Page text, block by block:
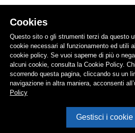
Cookies
Questo sito o gli strumenti terzi da questo
cookie necessari al funzionamento ed utili
cookie policy. Se vuoi saperne di più o
alcuni cookie, consulta la Cookie Policy.
scorrendo questa pagina, cliccando su un
navigazione in altra maniera, acconsenti
Policy
Gestisci i cookie